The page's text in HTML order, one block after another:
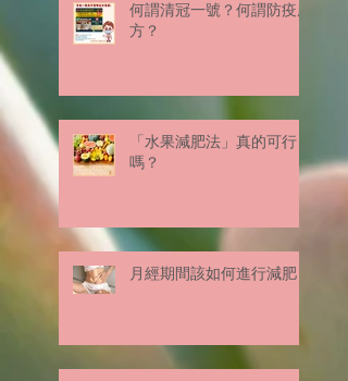
何謂清冠一號？何謂防疫處
方？
「水果減肥法」真的可行
嗎？
月經期間該如何進行減肥？